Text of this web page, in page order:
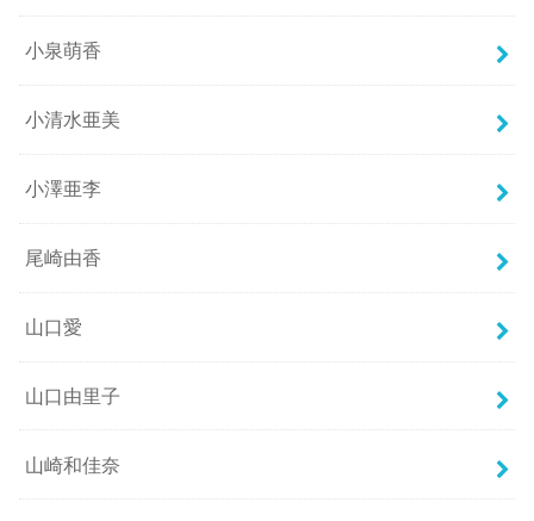
小泉萌香
小清水亜美
小澤亜李
尾崎由香
山口愛
山口由里子
山崎和佳奈